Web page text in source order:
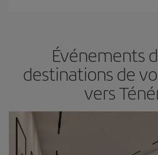
Événements
destinations de
vers